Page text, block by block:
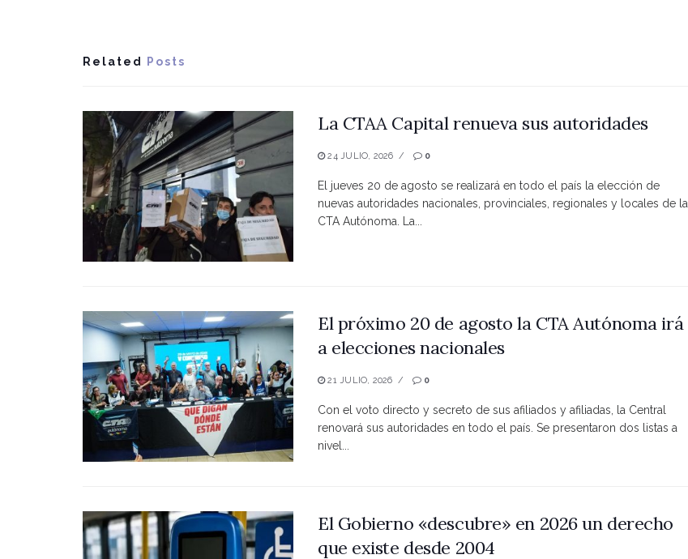
Related Posts
La CTAA Capital renueva sus autoridades
24 JULIO, 2026 0
El jueves 20 de agosto se realizará en todo el país la elección de
nuevas autoridades nacionales, provinciales, regionales y locales de la
CTA Autónoma. La...
El próximo 20 de agosto la CTA Autónoma irá
a elecciones nacionales
21 JULIO, 2026 0
Con el voto directo y secreto de sus afiliados y afiliadas, la Central
renovará sus autoridades en todo el país. Se presentaron dos listas a
nivel...
El Gobierno «descubre» en 2026 un derecho
que existe desde 2004